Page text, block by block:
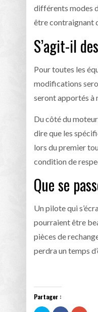
différents modes
être contraignant
S’agit-il
Pour toutes les
modifications
seront apportés à
Du côté du
dire que les
lors du premier
condition de
Que se
Un pilote qui
pourraient être
pièces de
perdra un temps
Partager :